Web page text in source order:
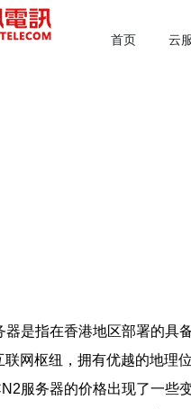
首页 云
器是指在香港地区部署的具
联网枢纽，拥有优越的地理
服务器的价格出现了一些